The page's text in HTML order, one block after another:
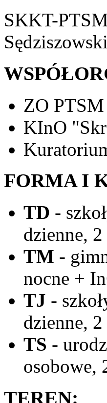
SKKT-
ZO
KInO
FORMA I
TD -
dzienne,
TM -
nocne +
TJ -
dzienne,
TS -
osobowe,
TEREN: